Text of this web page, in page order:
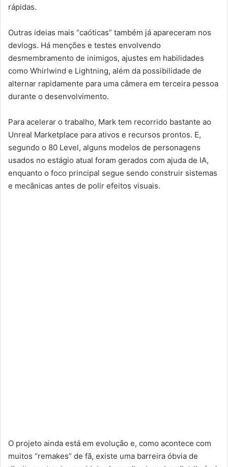
rápidas.
Outras ideias mais “caóticas” também já apareceram nos
devlogs. Há menções e testes envolvendo
desmembramento de inimigos, ajustes em habilidades
como Whirlwind e Lightning, além da possibilidade de
alternar rapidamente para uma câmera em terceira pessoa
durante o desenvolvimento.
Para acelerar o trabalho, Mark tem recorrido bastante ao
Unreal Marketplace para ativos e recursos prontos. E,
segundo o 80 Level, alguns modelos de personagens
usados no estágio atual foram gerados com ajuda de IA,
enquanto o foco principal segue sendo construir sistemas
e mecânicas antes de polir efeitos visuais.
O projeto ainda está em evolução e, como acontece com
muitos “remakes” de fã, existe uma barreira óbvia de